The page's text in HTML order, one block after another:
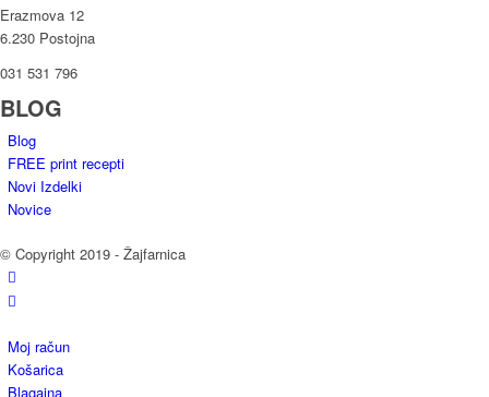
Erazmova 12
6.230 Postojna
031 531 796
BLOG
Blog
FREE print recepti
Novi Izdelki
Novice
© Copyright 2019 - Žajfarnica
Moj račun
Košarica
Blagajna